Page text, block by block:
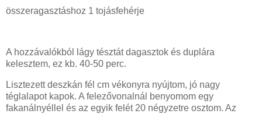
összeragasztáshoz 1 tojásfehérje
A hozzávalókból lágy tésztát dagasztok és duplára
kelesztem, ez kb. 40-50 perc.
Lisztezett deszkán fél cm vékonyra nyújtom, jó nagy
téglalapot kapok. A felezővonalnál benyomom egy
fakanálnyéllel és az egyik felét 20 négyzetre osztom. Az